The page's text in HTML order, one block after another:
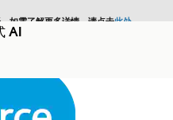
如需了解更多详情，请点击此处
AI